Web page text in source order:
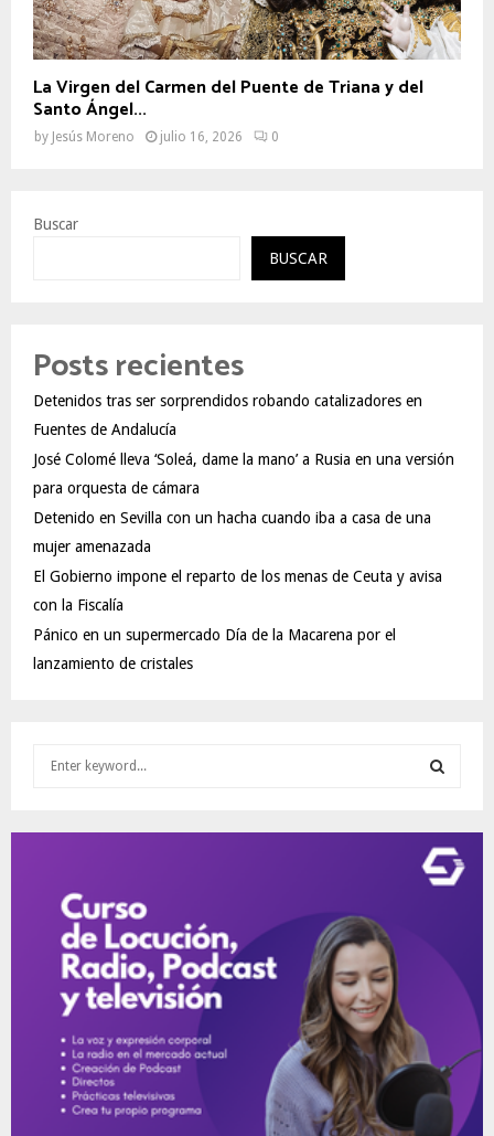
La Virgen del Carmen del Puente de Triana y del
Santo Ángel...
by Jesús Moreno julio 16, 2026 0
Buscar
BUSCAR
Posts recientes
Detenidos tras ser sorprendidos robando catalizadores en
Fuentes de Andalucía
José Colomé lleva ‘Soleá, dame la mano’ a Rusia en una versión
para orquesta de cámara
Detenido en Sevilla con un hacha cuando iba a casa de una
mujer amenazada
El Gobierno impone el reparto de los menas de Ceuta y avisa
con la Fiscalía
Pánico en un supermercado Día de la Macarena por el
lanzamiento de cristales
E